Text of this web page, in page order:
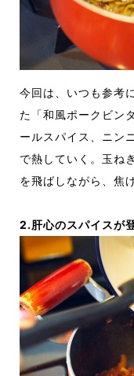
今回は、いつも参考
た「和風ポークビン
ールスパイス、ニン
で熱していく。玉ね
を飛ばしながら、焦
2.肝心のスパイスが